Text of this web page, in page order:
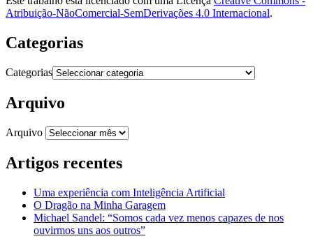
Atribuição-NãoComercial-SemDerivações 4.0 Internacional.
Categorias
Categorias
Arquivo
Arquivo
Artigos recentes
Uma experiência com Inteligência Artificial
O Dragão na Minha Garagem
Michael Sandel: “Somos cada vez menos capazes de nos
ouvirmos uns aos outros”